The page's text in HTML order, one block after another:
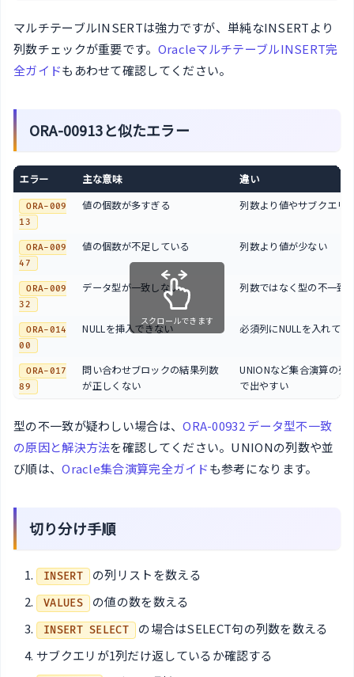
マルチテーブルINSERTは強力ですが、単純なINSERTより
列数チェックが重要です。 OracleマルチテーブルINSERT完
全ガイドもあわせて確認してください。
ORA-00913と似たエラー
エラー 主な意味 違い
ORA-009
13
値の個数が多すぎる 列数より値やサブクエリ
ORA-009
47
値の個数が不足している 列数より値が少ない
ORA-009
32
データ型が一致しない 列数ではなく型の不一致
ORA-014
00
NULLを挿入できない 必須列にNULLを入れてい
ORA-017
89
問い合わせブロックの結果列数
が正しくない
UNIONなど集合演算の列
で出やすい
スクロールできます
型の不一致が疑わしい場合は、ORA-00932 データ型不一致
の原因と解決方法を確認してください。UNIONの列数や並
び順は、Oracle集合演算完全ガイドも参考になります。
切り分け手順
INSERT の列リストを数える
VALUES の値の数を数える
INSERT SELECT の場合はSELECT句の列数を数える
サブクエリが1列だけ返しているか確認する